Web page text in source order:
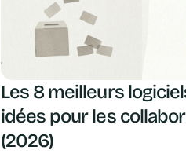
Les 8 meilleurs
idées pour les
(2026)